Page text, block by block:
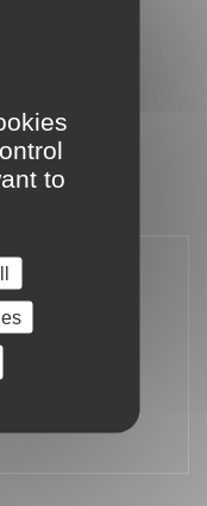
to